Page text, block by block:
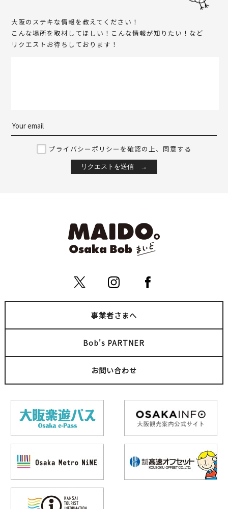
大阪のステキな情報を教えてください！
こんな場所を取材してほしい！こんな情報が知りたい！など
リクエストお待ちしております！
プライバシーポリシーを確認の上、同意する
事業者さまへ
Bob's PARTNER
お問い合わせ